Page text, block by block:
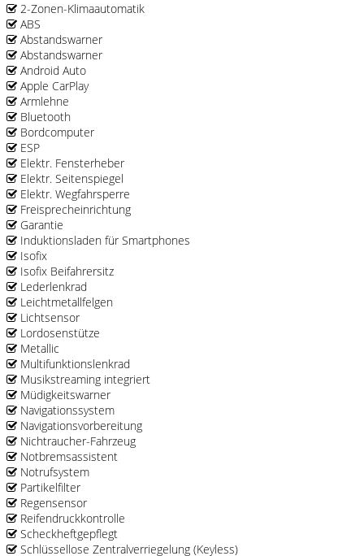
2-Zonen-Klimaautomatik
ABS
Abstandswarner
Abstandswarner
Android Auto
Apple CarPlay
Armlehne
Bluetooth
Bordcomputer
ESP
Elektr. Fensterheber
Elektr. Seitenspiegel
Elektr. Wegfahrsperre
Freisprecheinrichtung
Garantie
Induktionsladen für Smartphones
Isofix
Isofix Beifahrersitz
Lederlenkrad
Leichtmetallfelgen
Lichtsensor
Lordosenstütze
Metallic
Multifunktionslenkrad
Musikstreaming integriert
Müdigkeitswarner
Navigationssystem
Navigationsvorbereitung
Nichtraucher-Fahrzeug
Notbremsassistent
Notrufsystem
Partikelfilter
Regensensor
Reifendruckkontrolle
Scheckheftgepflegt
Schlüssellose Zentralverriegelung (Keyless)